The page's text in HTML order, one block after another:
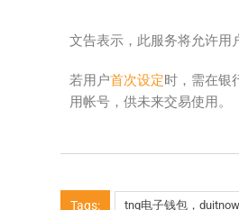
文告表示，此服务将允许用
若用户首次设定时，需在银
用帐号，供未来交易使用。
Tags: tng电子钱包，